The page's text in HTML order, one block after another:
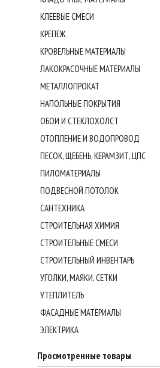
КЛЕЕВЫЕ СМЕСИ
КРЕПЕЖ
КРОВЕЛЬНЫЕ МАТЕРИАЛЫ
ЛАКОКРАСОЧНЫЕ МАТЕРИАЛЫ
МЕТАЛЛОПРОКАТ
НАПОЛЬНЫЕ ПОКРЫТИЯ
ОБОИ И СТЕКЛОХОЛСТ
ОТОПЛЕНИЕ И ВОДОПРОВОД
ПЕСОК, ЩЕБЕНЬ, КЕРАМЗИТ, ЦПС
ПИЛОМАТЕРИАЛЫ
ПОДВЕСНОЙ ПОТОЛОК
САНТЕХНИКА
СТРОИТЕЛЬНАЯ ХИМИЯ
СТРОИТЕЛЬНЫЕ СМЕСИ
СТРОИТЕЛЬНЫЙ ИНВЕНТАРЬ
УГОЛКИ, МАЯКИ, СЕТКИ
УТЕПЛИТЕЛЬ
ФАСАДНЫЕ МАТЕРИАЛЫ
ЭЛЕКТРИКА
Просмотренные товары